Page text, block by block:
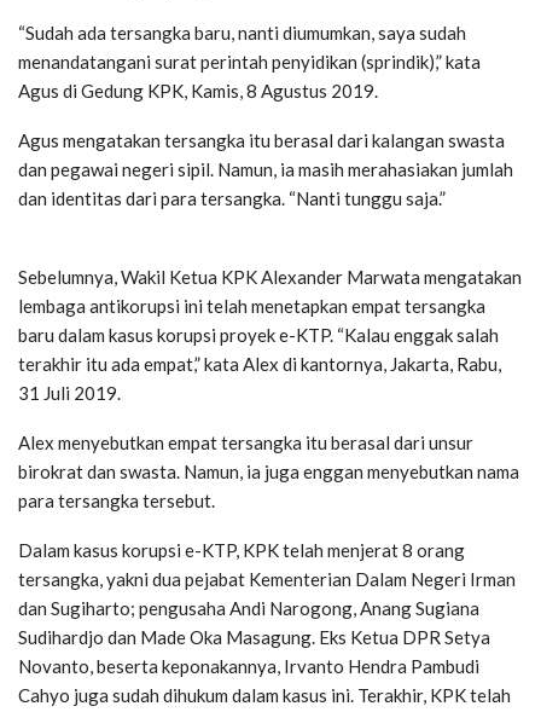
“Sudah ada tersangka baru, nanti diumumkan, saya sudah
menandatangani surat perintah penyidikan (sprindik),” kata
Agus di Gedung KPK, Kamis, 8 Agustus 2019.
Agus mengatakan tersangka itu berasal dari kalangan swasta
dan pegawai negeri sipil. Namun, ia masih merahasiakan jumlah
dan identitas dari para tersangka. “Nanti tunggu saja.”
Sebelumnya, Wakil Ketua KPK Alexander Marwata mengatakan
lembaga antikorupsi ini telah menetapkan empat tersangka
baru dalam kasus korupsi proyek e-KTP. “Kalau enggak salah
terakhir itu ada empat,” kata Alex di kantornya, Jakarta, Rabu,
31 Juli 2019.
Alex menyebutkan empat tersangka itu berasal dari unsur
birokrat dan swasta. Namun, ia juga enggan menyebutkan nama
para tersangka tersebut.
Dalam kasus korupsi e-KTP, KPK telah menjerat 8 orang
tersangka, yakni dua pejabat Kementerian Dalam Negeri Irman
dan Sugiharto; pengusaha Andi Narogong, Anang Sugiana
Sudihardjo dan Made Oka Masagung. Eks Ketua DPR Setya
Novanto, beserta keponakannya, Irvanto Hendra Pambudi
Cahyo juga sudah dihukum dalam kasus ini. Terakhir, KPK telah